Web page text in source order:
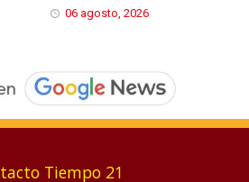
06 agosto, 2026
Tiempo 21